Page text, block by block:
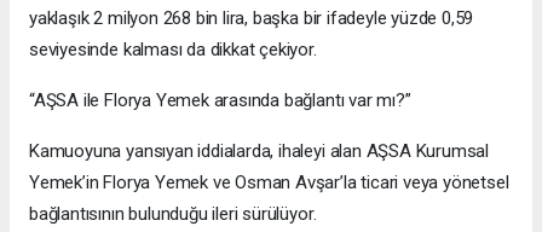
yaklaşık 2 milyon 268 bin lira, başka bir ifadeyle yüzde 0,59
seviyesinde kalması da dikkat çekiyor.
“AŞSA ile Florya Yemek arasında bağlantı var mı?”
Kamuoyuna yansıyan iddialarda, ihaleyi alan AŞSA Kurumsal
Yemek’in Florya Yemek ve Osman Avşar’la ticari veya yönetsel
bağlantısının bulunduğu ileri sürülüyor.